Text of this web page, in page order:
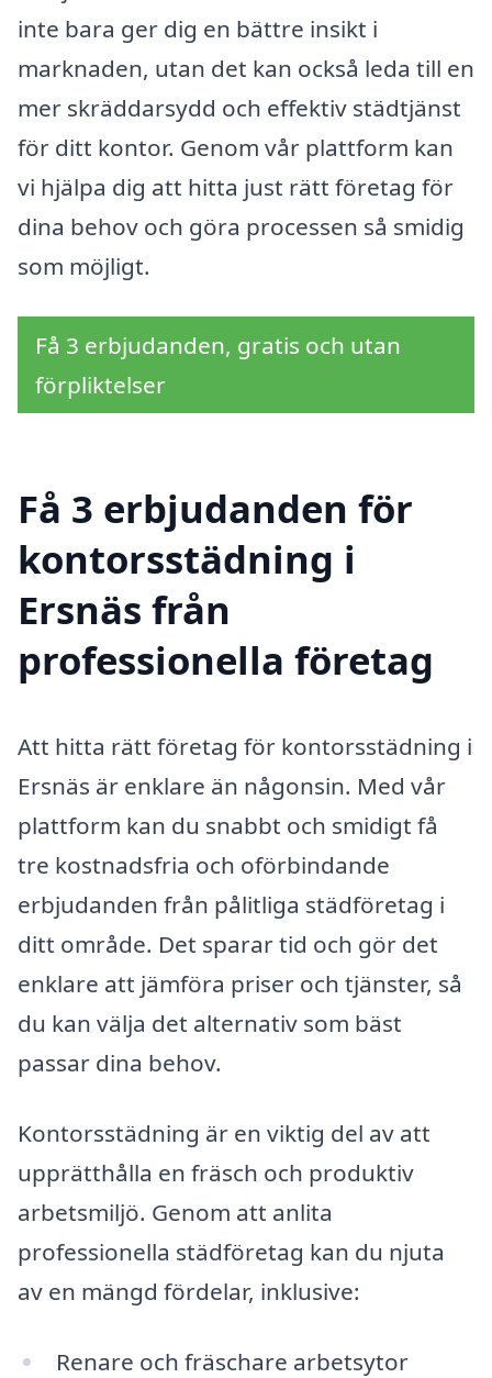
inte bara ger dig en bättre insikt i
marknaden, utan det kan också leda till en
mer skräddarsydd och effektiv städtjänst
för ditt kontor. Genom vår plattform kan
vi hjälpa dig att hitta just rätt företag för
dina behov och göra processen så smidig
som möjligt.
Få 3 erbjudanden, gratis och utan
förpliktelser
Få 3 erbjudanden för
kontorsstädning i
Ersnäs från
professionella företag
Att hitta rätt företag för kontorsstädning i
Ersnäs är enklare än någonsin. Med vår
plattform kan du snabbt och smidigt få
tre kostnadsfria och oförbindande
erbjudanden från pålitliga städföretag i
ditt område. Det sparar tid och gör det
enklare att jämföra priser och tjänster, så
du kan välja det alternativ som bäst
passar dina behov.
Kontorsstädning är en viktig del av att
upprätthålla en fräsch och produktiv
arbetsmiljö. Genom att anlita
professionella städföretag kan du njuta
av en mängd fördelar, inklusive:
Renare och fräschare arbetsytor